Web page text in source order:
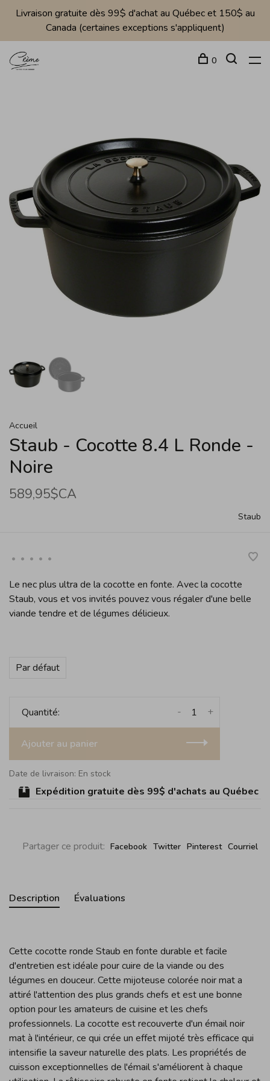
Livraison gratuite dès 99$ d'achat au Québec et 150$ au
Canada (certaines exceptions s'appliquent)
0
Accueil
Staub - Cocotte 8.4 L Ronde -
Noire
589,95$CA
Staub
• • • • •
Le nec plus ultra de la cocotte en fonte. Avec la cocotte
Staub, vous et vos invités pouvez vous régaler d'une belle
viande tendre et de légumes délicieux.
Par défaut
Quantité: +
-
Ajouter au panier
Date de livraison: En stock
Expédition gratuite dès 99$ d'achats au Québec
Partager ce produit: Facebook Twitter Pinterest Courriel
Description Évaluations
Cette cocotte ronde Staub en fonte durable et facile
d'entretien est idéale pour cuire de la viande ou des
légumes en douceur. Cette mijoteuse colorée noir mat a
attiré l'attention des plus grands chefs et est une bonne
option pour les amateurs de cuisine et les chefs
professionnels. La cocotte est recouverte d'un émail noir
mat à l'intérieur, ce qui crée un effet mijoté très efficace qui
intensifie la saveur naturelle des plats. Les propriétés de
cuisson exceptionnelles de l'émail s'améliorent à chaque